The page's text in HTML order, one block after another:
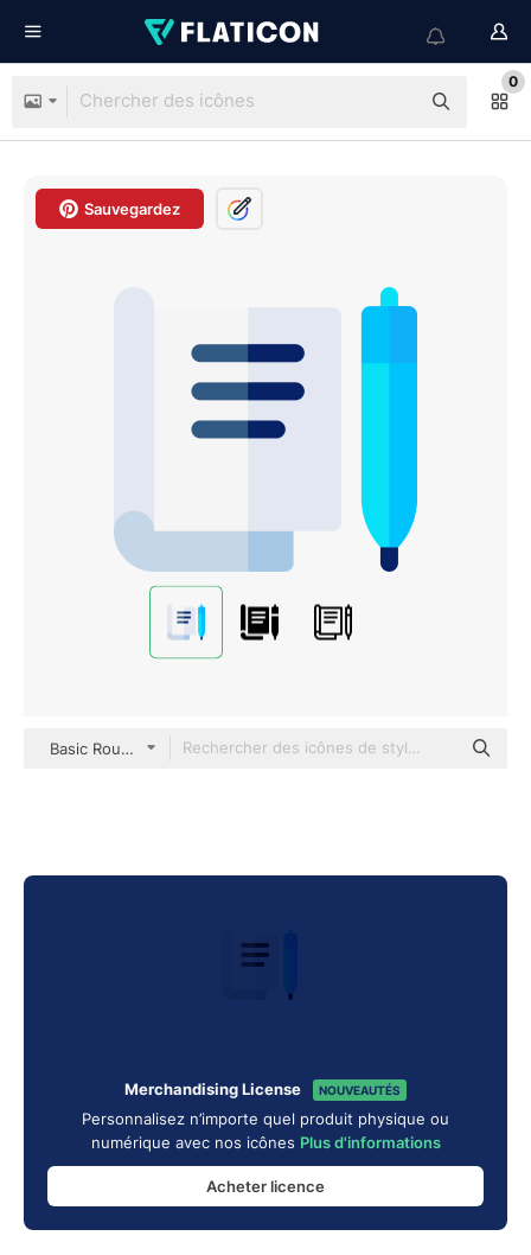
0
Sauvegardez
Basic Rounded Flat
Merchandising License NOUVEAUTÉS
Personnalisez n’importe quel produit physique ou
numérique avec nos icônes Plus d'informations
Acheter licence